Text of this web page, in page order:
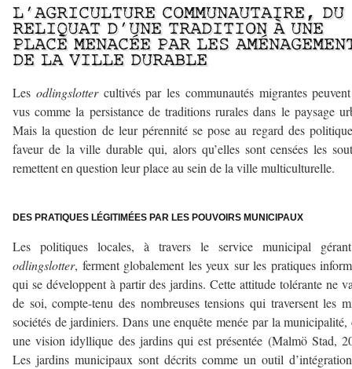
L’AGRICULTURE COMMUNAUTAIRE, DU
RELIQUAT D’UNE TRADITION À UNE
PLACE MENACÉE PAR LES
DE LA VILLE DURABLE
Les odlingslotter cultivés par les communautés migrantes
vus comme la persistance de traditions rurales dans le paysage
Mais la question de leur pérennité se pose au regard des
faveur de la ville durable qui, alors qu’elles sont censées les
remettent en question leur place au sein de la ville multiculturelle.
DES PRATIQUES LÉGITIMÉES PAR LES POUVOIRS MUNICIPAUX
Les politiques locales, à travers le service municipal
odlingslotter, ferment globalement les yeux sur les pratiques
qui se développent à partir des jardins. Cette attitude tolérante ne
de soi, compte-tenu des nombreuses tensions qui traversent les
sociétés de jardiniers. Dans une enquête menée par la municipalité,
une vision idyllique des jardins qui est présentée (Malmö Stad,
Les jardins municipaux sont décrits comme un outil